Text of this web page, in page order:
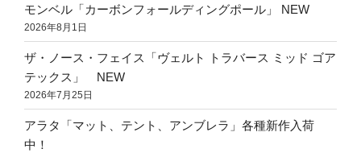
モンベル「カーボンフォールディングポール」 NEW
2026年8月1日
ザ・ノース・フェイス「ヴェルト トラバース ミッド ゴア
テックス」 NEW
2026年7月25日
アラタ「マット、テント、アンブレラ」各種新作入荷
中！